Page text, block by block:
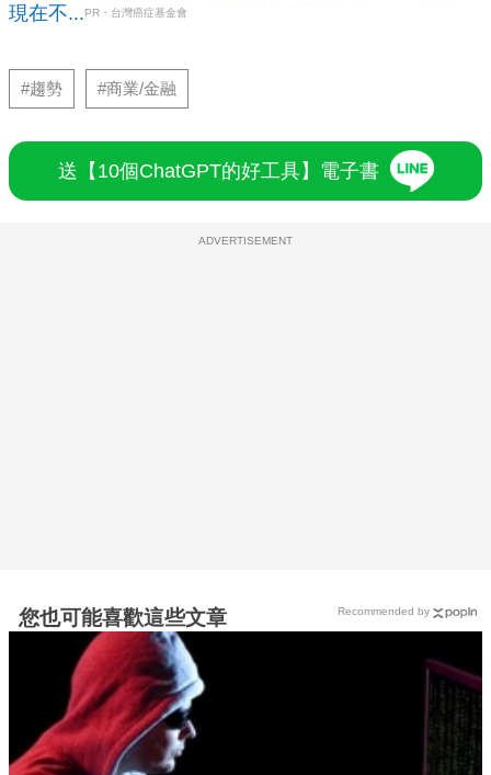
現在不...PR・台灣癌症基金會
#趨勢 #商業/金融
送【10個ChatGPT的好工具】電子書
ADVERTISEMENT
您也可能喜歡這些文章 Recommended by